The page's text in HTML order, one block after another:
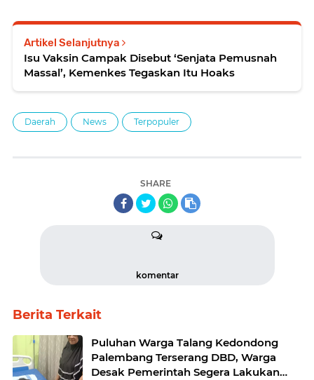
Artikel Selanjutnya
Isu Vaksin Campak Disebut ‘Senjata Pemusnah
Massal’, Kemenkes Tegaskan Itu Hoaks
Daerah News Terpopuler
SHARE
komentar
Berita Terkait
Puluhan Warga Talang Kedondong
Palembang Terserang DBD, Warga
Desak Pemerintah Segera Lakukan